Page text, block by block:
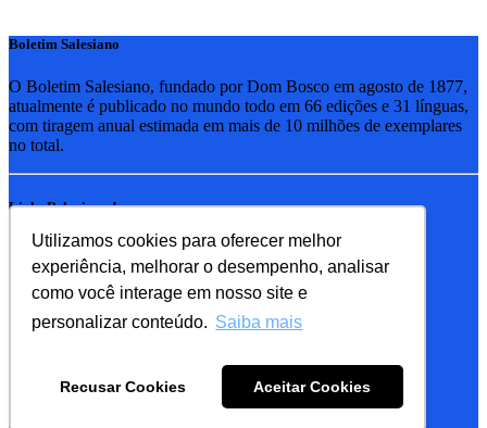
Utilizamos cookies para oferecer melhor
experiência, melhorar o desempenho, analisar
como você interage em nosso site e
personalizar conteúdo. Saiba mais
Recusar Cookies Aceitar Cookies
Boletim Salesiano
O Boletim Salesiano, fundado por Dom Bosco em agosto de 1877,
atualmente é publicado no mundo todo em 66 edições e 31 línguas,
com tiragem anual estimada em mais de 10 milhões de exemplares
no total.
Links Relacionados
RSB - Rede Salesiana Brasil
EDEBE - Editora
UPV - União pela Vida
Familia Salesiana
SDB - Salesianos de Dom Bosco
FMA - Filhas de Maria Auxiliadora